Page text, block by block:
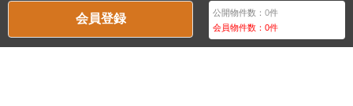
会員登録 公開物件数：0件
会員物件数：0件